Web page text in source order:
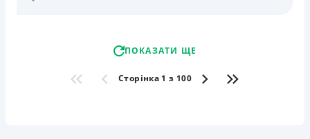
ПОКАЗАТИ ЩЕ
Сторінка 1 з 100